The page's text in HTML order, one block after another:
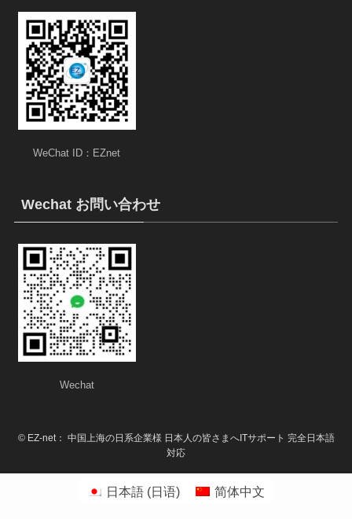
WeChat ID：EZnet
Wechat お問い合わせ
Wechat
©EZ-net： 中国上海の日系企業様 日本人の皆さまへITサポート 完全日本語
対応
日本語 (日语) 简体中文